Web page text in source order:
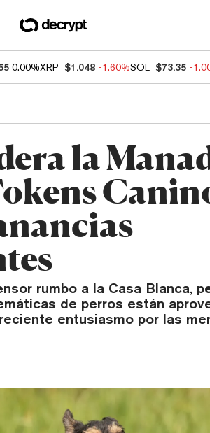
0.00%XRP $1.048 -1.60%SOL $73.35 -
la
rumbo a la Casa Blanca,
de perros están
entusiasmo por las